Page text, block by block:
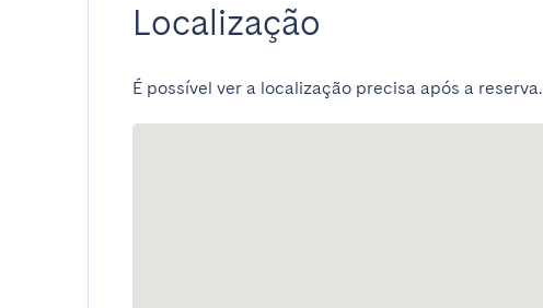
Localização
É possível ver a localização precisa após a reserva.